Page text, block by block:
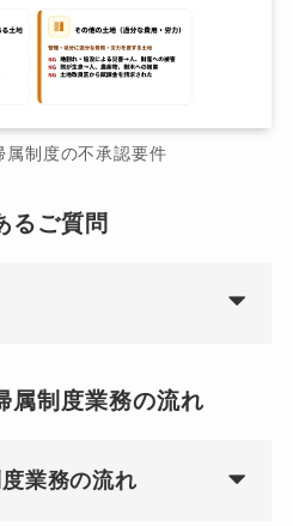
属制度の不承認要件
るご質問
属制度業務の流れ
業務の流れ